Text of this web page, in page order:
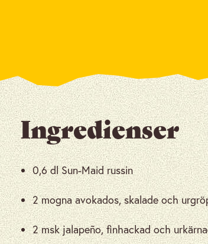
Ingredienser
0,6 dl Sun-Maid russin
2 mogna avokados, skalade och
2 msk jalapeño, finhackad och